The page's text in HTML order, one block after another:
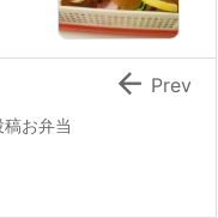
お弁当
 Prev